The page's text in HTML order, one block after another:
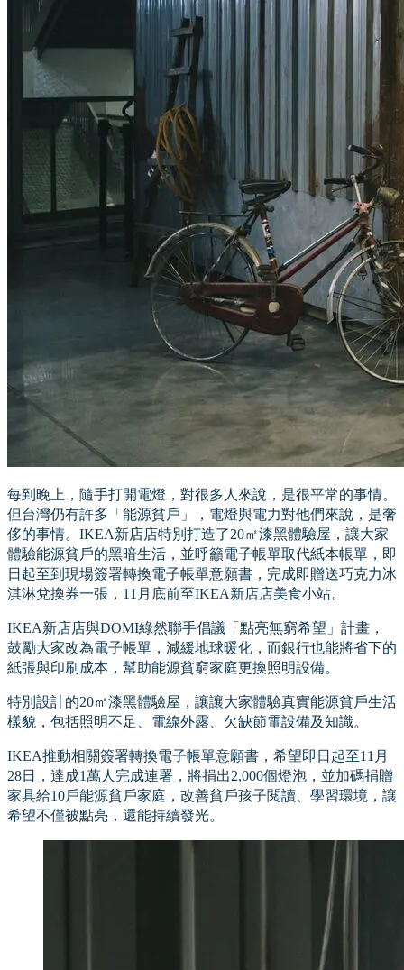
每到晚上，隨手打開電燈，對很多人來說，是很平常的事情。
但台灣仍有許多「能源貧戶」，電燈與電力對他們來說，是奢
侈的事情。IKEA新店店特別打造了20㎡漆黑體驗屋，讓大家
體驗能源貧戶的黑暗生活，並呼籲電子帳單取代紙本帳單，即
日起至到現場簽署轉換電子帳單意願書，完成即贈送巧克力冰
淇淋兌換券一張，11月底前至IKEA新店店美食小站。
IKEA新店店與DOMI綠然聯手倡議「點亮無窮希望」計畫，
鼓勵大家改為電子帳單，減緩地球暖化，而銀行也能將省下的
紙張與印刷成本，幫助能源貧窮家庭更換照明設備。
特別設計的20㎡漆黑體驗屋，讓讓大家體驗真實能源貧戶生活
樣貌，包括照明不足、電線外露、欠缺節電設備及知識。
IKEA推動相關簽署轉換電子帳單意願書，希望即日起至11月
28日，達成1萬人完成連署，將捐出2,000個燈泡，並加碼捐贈
家具給10戶能源貧戶家庭，改善貧戶孩子閱讀、學習環境，讓
希望不僅被點亮，還能持續發光。